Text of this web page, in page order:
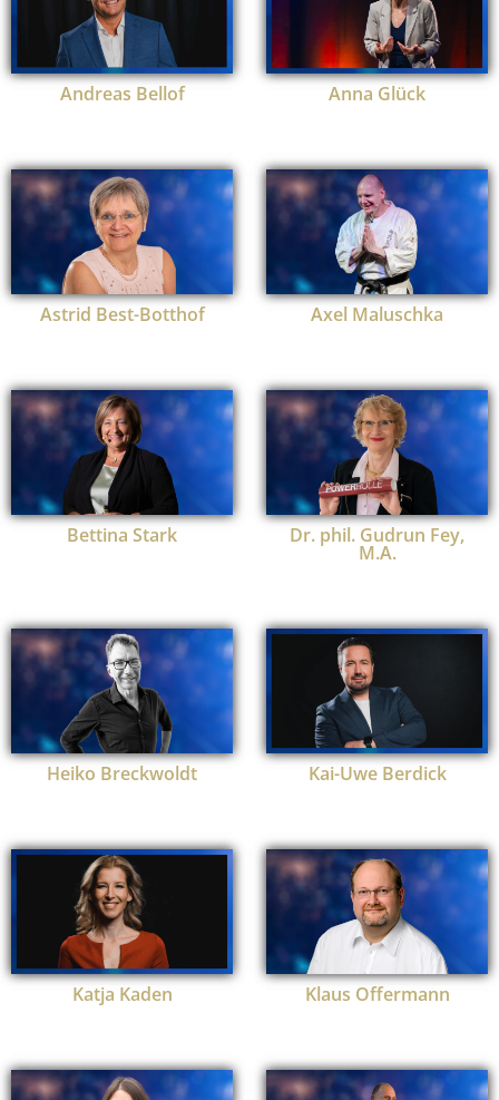
Andreas Bellof Anna Glück
Astrid Best-Botthof Axel Maluschka
Bettina Stark Dr. phil. Gudrun Fey,
M.A.
Heiko Breckwoldt Kai-Uwe Berdick
Katja Kaden Klaus Offermann